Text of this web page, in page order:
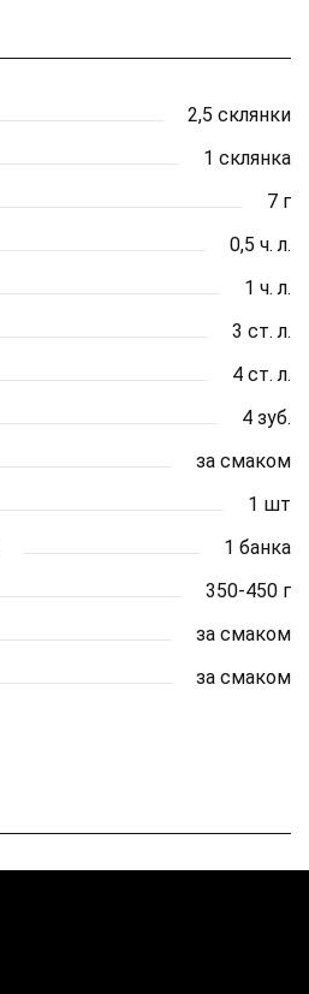
2,5 склянки
1 склянка
7 г
0,5 ч. л.
1 ч. л.
3 ст. л.
4 ст. л.
4 зуб.
за смаком
1 шт
1 банка
350-450 г
за смаком
за смаком